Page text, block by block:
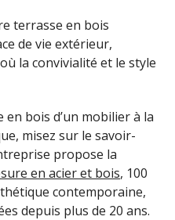
terrasse en bois
de vie extérieur,
la convivialité et le style
bois d’un mobilier à la
misez sur le savoir-
propose la
en acier et bois, 100
contemporaine,
depuis plus de 20 ans.